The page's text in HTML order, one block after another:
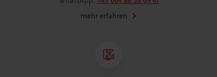
mehr erfahren